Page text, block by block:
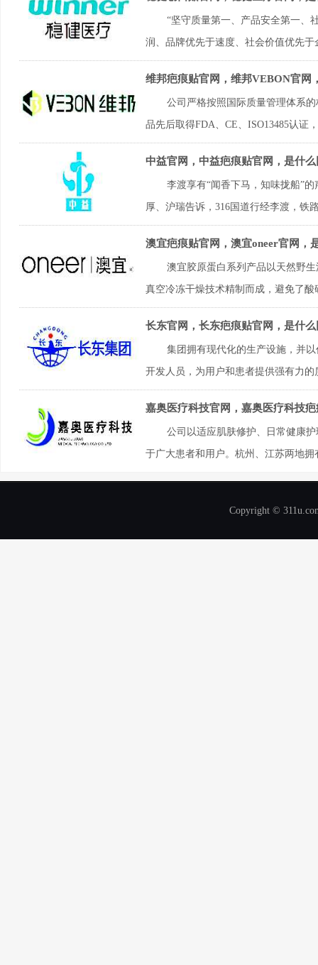
“坚守质量第一、产品安全第一、
润、品牌优先于速度、社会价值优先
维邦疤痕贴官网，维邦VEBON官网
公司严格按照国际质量管理体系
品先后取得FDA、CE、ISO13485认证
中益官网，中益疤痕贴官网，是什
李渡享有“闻香下马，知味拢船”
厚、沪瑞告诉，316国道行经李渡，铁
澳宜疤痕贴官网，澳宜oneer官网，
澳宜胶原蛋白系列产品以天然野
真空冷冻干燥技术精制而成，避免了
长东官网，长东疤痕贴官网，是什
集团拥有现代化的生产设施，并
开发人员，为用户和患者提供强有力
嘉奥医疗科技官网，嘉奥医疗科技
公司以适应肌肤修护、日常健康
于广大患者和用户。杭州、江苏两地
Copyright ©